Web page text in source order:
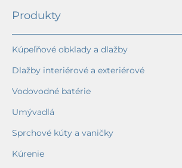
Produkty
Kúpeľňové obklady a dlažby
Dlažby interiérové a exteriérové
Vodovodné batérie
Umývadlá
Sprchové kúty a vaničky
Kúrenie